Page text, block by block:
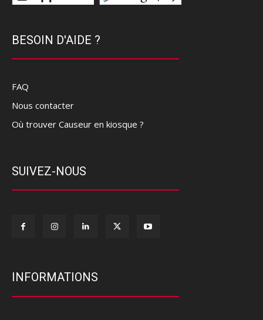
BESOIN D'AIDE ?
FAQ
Nous contacter
Où trouver Causeur en kiosque ?
SUIVEZ-NOUS
INFORMATIONS